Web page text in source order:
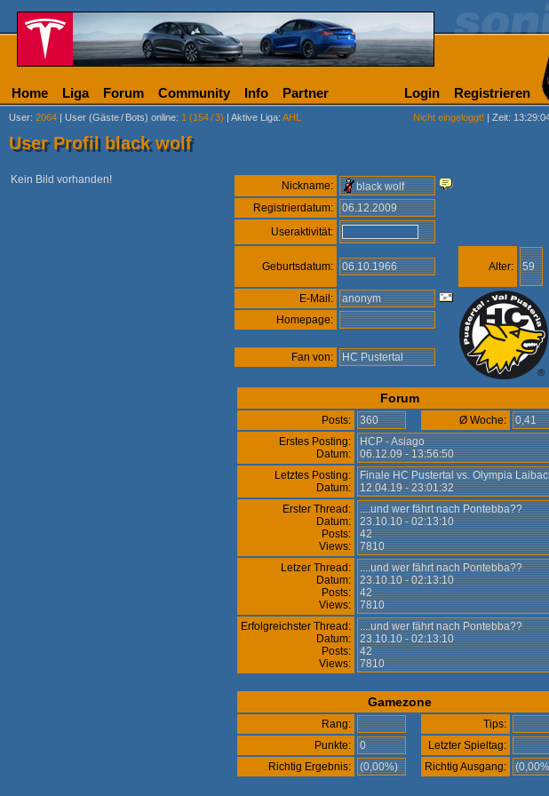
Home Liga Forum Community Info Partner Login Registrieren
User: 2064 | User (Gäste/ Bots) online: 1 (154/3) | Aktive Liga: AHL Nicht eingeloggt! | Zeit:
User Profil black wolf
Kein Bild vorhanden! Nickname:
black wolf
Registrierdatum:
06.12.2009
Useraktivität:
Geburtsdatum: 06.10.1966 Alter: 59
E-Mail:
anonym
Homepage:
Fan von: HC Pustertal
Forum
Posts: 360 Ø Woche:
0,41
Erstes Posting:
Datum:
HCP - Asiago
06.12.09 - 13:56:50
Letztes Posting:
Datum:
Finale HC Pustertal vs. Olympia
12.04.19 - 23:01:32
Erster Thread:
Datum:
Posts:
Views:
....und wer fährt nach Pontebba??
23.10.10 - 02:13:10
42
7810
Letzer Thread:
Datum:
Posts:
Views:
....und wer fährt nach Pontebba??
23.10.10 - 02:13:10
42
7810
Erfolgreichster Thread:
Datum:
Posts:
Views:
....und wer fährt nach Pontebba??
23.10.10 - 02:13:10
42
7810
Gamezone
Rang:
Tips:
Punkte:
0
Letzter Spieltag:
Richtig Ergebnis:
(0,00%) Richtig Ausgang: